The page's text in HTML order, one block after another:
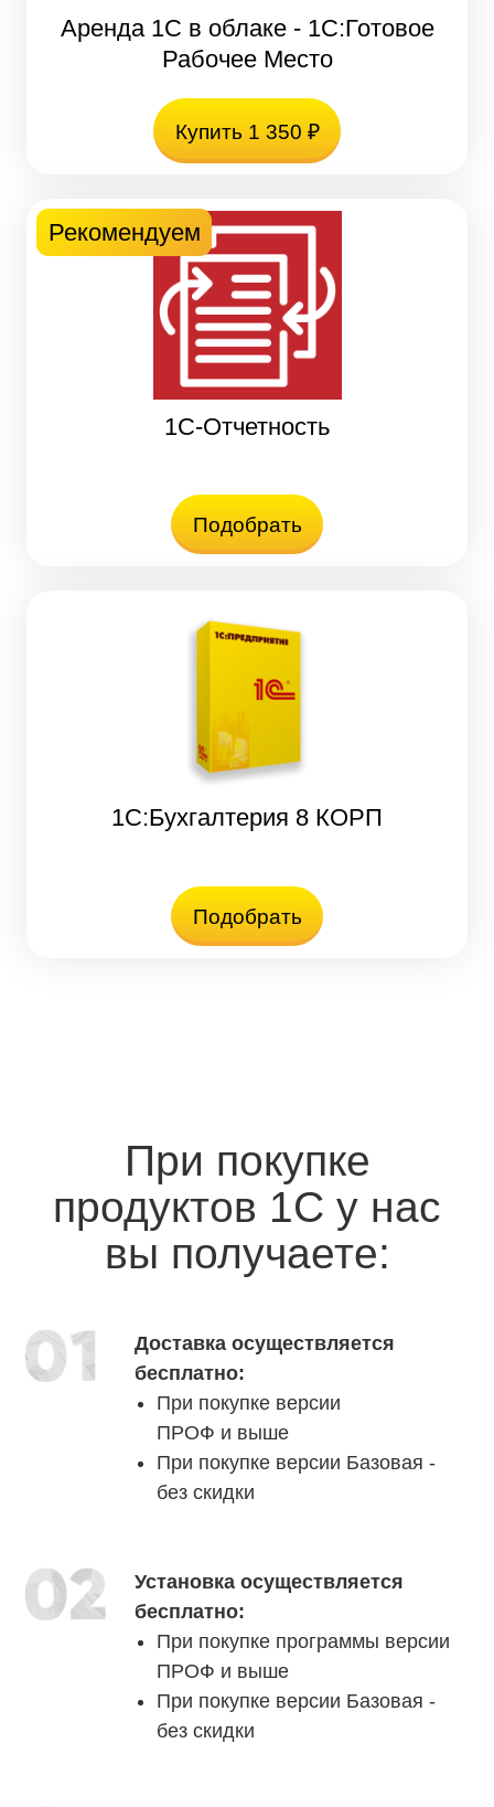
Аренда 1С в облаке - 1С:Готовое
Рабочее Место
Купить 1 350 ₽
Рекомендуем
1С-Отчетность
Подобрать
1С:Бухгалтерия 8 КОРП
Подобрать
При покупке
продуктов 1С у нас
вы получаете:
Доставка осуществляется
бесплатно:
При покупке версии
ПРОФ и выше
При покупке версии Базовая -
без скидки
Установка осуществляется
бесплатно:
При покупке программы версии
ПРОФ и выше
При покупке версии Базовая -
без скидки